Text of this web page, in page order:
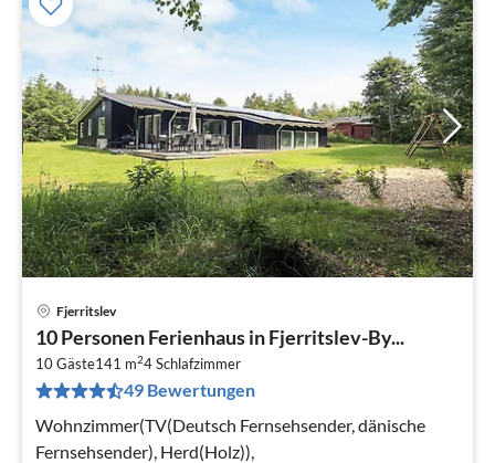
Fjerritslev
10 Personen Ferienhaus in Fjerritslev-By...
10 Gäste141 m24Schlafzimmer
49 Bewertungen
Wohnzimmer(TV(Deutsch Fernsehsender, dänische
Fernsehsender), Herd(Holz)),